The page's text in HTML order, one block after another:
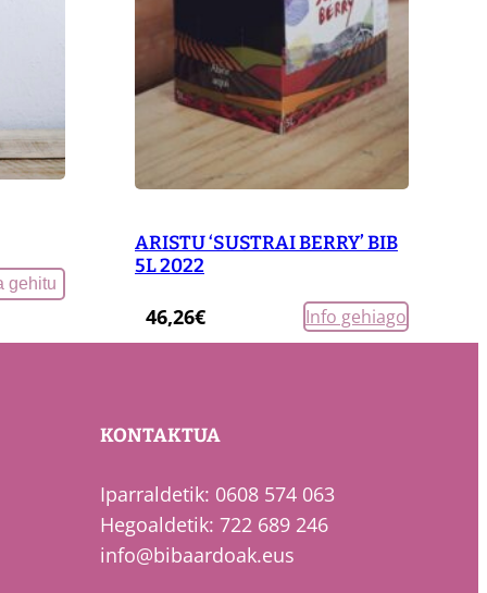
gehitu
ARISTU ‘SUSTRAI BERRY’ BIB
5L 2022
46,26€ Info gehiago
KONTAKTUA
Iparraldetik: 0608 574 063
Hegoaldetik: 722 689 246
info@bibaardoak.eus